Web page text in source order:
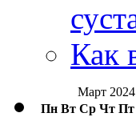
Как
Март 2024
Пн Вт Ср Чт Пт